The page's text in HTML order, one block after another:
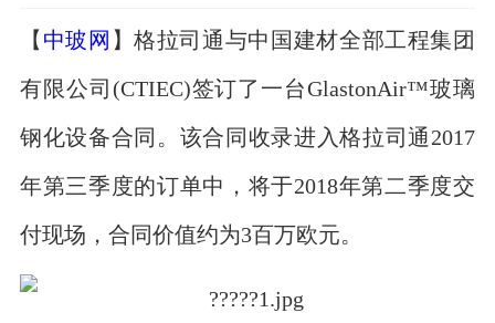
【 中玻网 】格拉司通与中国建材全部工程集团
有限公司(CTIEC)签订了一台GlastonAir™玻璃
钢化设备合同。该合同收录进入格拉司通2017
年第三季度的订单中，将于2018年第二季度交
付现场，合同价值约为3百万欧元。